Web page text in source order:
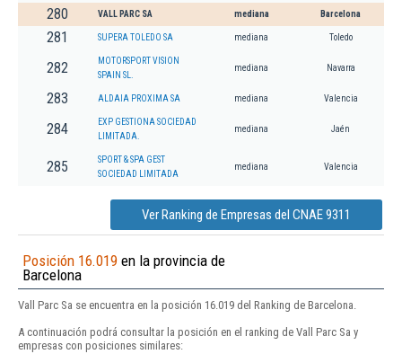
280 VALL PARC SA mediana Barcelona
281 SUPERA TOLEDO SA mediana Toledo
282
MOTORSPORT VISION
SPAIN SL.
mediana Navarra
283 ALDAIA PROXIMA SA mediana Valencia
284
EXP GESTIONA SOCIEDAD
LIMITADA.
mediana Jaén
285
SPORT & SPA GEST
SOCIEDAD LIMITADA
mediana Valencia
Ver Ranking de Empresas del CNAE 9311
Posición 16.019 en la provincia de
Barcelona
Vall Parc Sa se encuentra en la posición 16.019 del Ranking de Barcelona.
A continuación podrá consultar la posición en el ranking de Vall Parc Sa y
empresas con posiciones similares: